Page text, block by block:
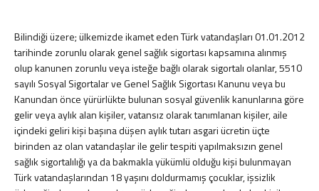
2021 - Sirküler
2020 - Sirküler
2019 - Sirküler
2018 - Sirküler
2017 - Sirküler
2016 - Sirküler
2015 - Sirküler
Pratik Bilgiler
Bilindiği üzere; ülkemizde ikamet eden Türk vatandaşları 01.01.2012
tarihinde zorunlu olarak genel sağlık sigortası kapsamına alınmış
olup kanunen zorunlu veya isteğe bağlı olarak sigortalı olanlar, 5510
sayılı Sosyal Sigortalar ve Genel Sağlık Sigortası Kanunu veya bu
Kanundan önce yürürlükte bulunan sosyal güvenlik kanunlarına göre
gelir veya aylık alan kişiler, vatansız olarak tanımlanan kişiler, aile
içindeki geliri kişi başına düşen aylık tutarı asgari ücretin üçte
birinden az olan vatandaşlar ile gelir tespiti yapılmaksızın genel
sağlık sigortalılığı ya da bakmakla yükümlü olduğu kişi bulunmayan
Türk vatandaşlarından 18 yaşını doldurmamış çocuklar, işsizlik